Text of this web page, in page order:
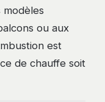
modèles
ou aux
est
de chauffe soit